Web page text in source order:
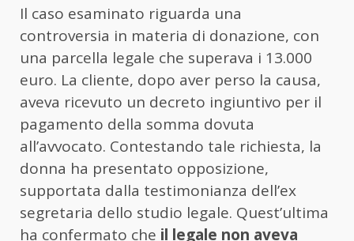
Il caso esaminato riguarda una
controversia in materia di donazione, con
una parcella legale che superava i 13.000
euro. La cliente, dopo aver perso la causa,
aveva ricevuto un decreto ingiuntivo per il
pagamento della somma dovuta
all’avvocato. Contestando tale richiesta, la
donna ha presentato opposizione,
supportata dalla testimonianza dell’ex
segretaria dello studio legale. Quest’ultima
ha confermato che il legale non aveva